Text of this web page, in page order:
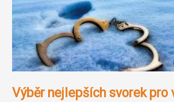
Výběr nejlepších svorek pro